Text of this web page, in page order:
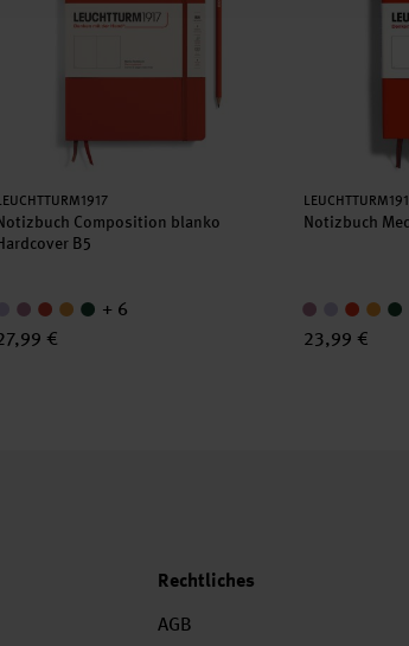
Composition blanko
B5
+ 6
€
Hersteller:
Notizbuch
23,99 €
Rechtliches
AGB